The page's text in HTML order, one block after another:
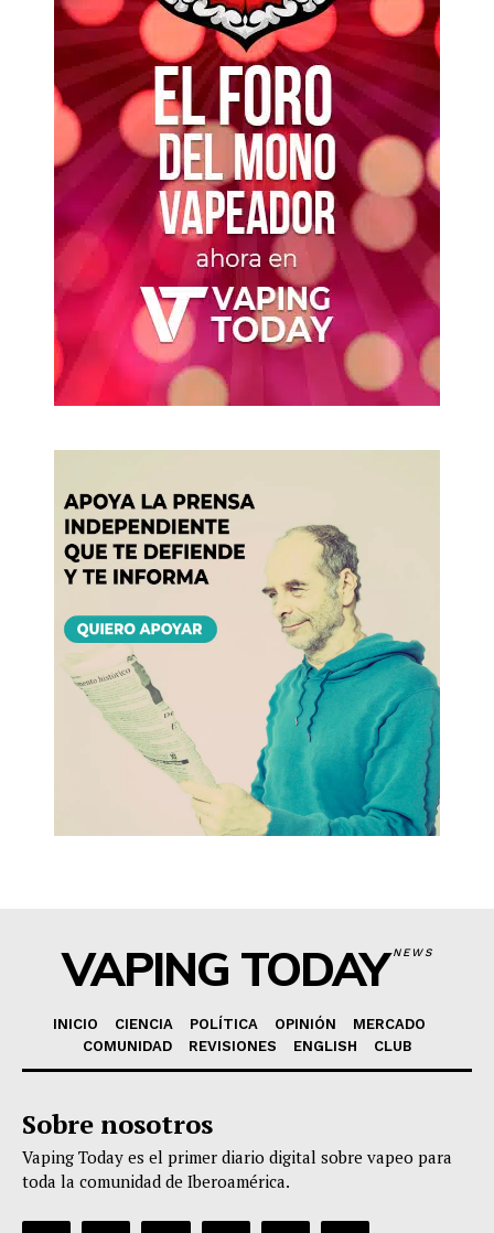
VAPING TODAYNEWS
INICIO CIENCIA POLÍTICA OPINIÓN
MERCADO
COMUNIDAD
REVISIONES ENGLISH CLUB
Sobre nosotros
Vaping Today es el primer diario digital sobre vapeo para
toda la comunidad de Iberoamérica.